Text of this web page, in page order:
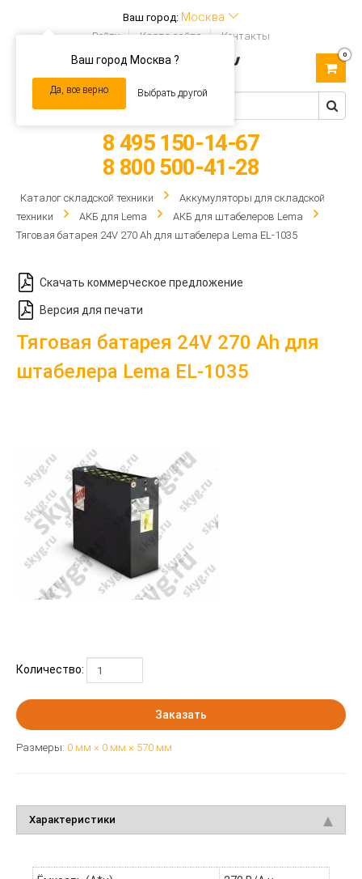
Ваш город: Москва
Ваш город Москва ?
Да, все верно Выбрать другой
Войти Карта сайта Контакты
navigation
0
8 495 150-14-67
8 800 500-41-28
Каталог складской техники
Аккумуляторы для складской
техники
АКБ для Lema
АКБ для штабелеров Lema
Тяговая батарея 24V 270 Ah для штабелера Lema EL-1035
Скачать коммерческое предложение
Версия для печати
Тяговая батарея 24V 270 Ah для
штабелера Lema EL-1035
Количество:
Заказать
Размеры: 0 мм × 0 мм × 570 мм
Характеристики